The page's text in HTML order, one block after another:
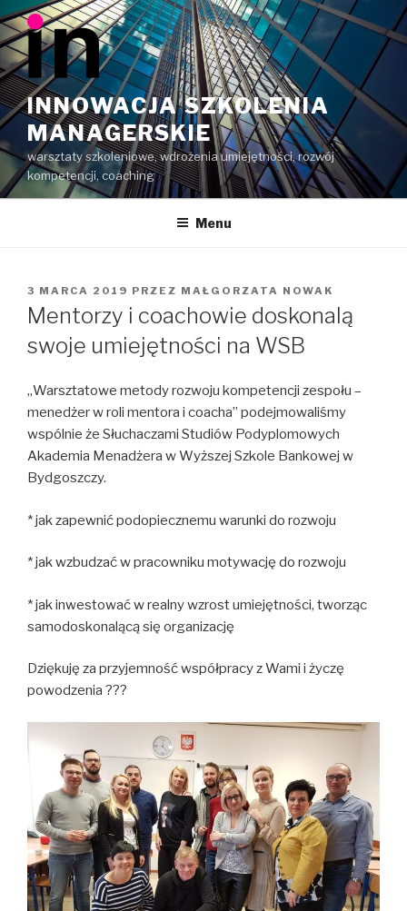
Przeskocz
do
treści
INNOWACJA SZKOLENIA
MANAGERSKIE
warsztaty szkoleniowe, wdrożenia umiejętności, rozwój
kompetencji, coaching
Menu
OPUBLIKOWANE
W
3 MARCA 2019 PRZEZ MAŁGORZATA NOWAK
Mentorzy i coachowie doskonalą
swoje umiejętności na WSB
„Warsztatowe metody rozwoju kompetencji zespołu –
menedżer w roli mentora i coacha” podejmowaliśmy
wspólnie że Słuchaczami Studiów Podyplomowych
Akademia Menadżera w Wyższej Szkole Bankowej w
Bydgoszczy.
* jak zapewnić podopiecznemu warunki do rozwoju
* jak wzbudzać w pracowniku motywację do rozwoju
* jak inwestować w realny wzrost umiejętności, tworząc
samodoskonalącą się organizację
Dziękuję za przyjemność współpracy z Wami i życzę
powodzenia ???